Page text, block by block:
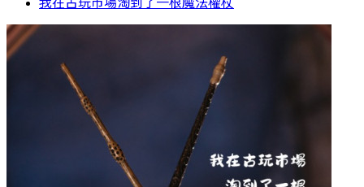
我在古玩市場淘到了一根魔法權杖